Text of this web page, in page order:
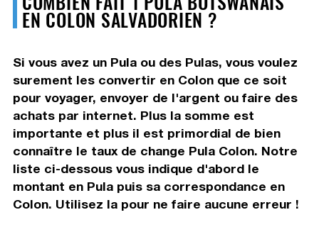
EN COLON SALVADORIEN ?
Si vous avez un Pula ou des Pulas, vous voulez
surement les convertir en Colon que ce soit
pour voyager, envoyer de l'argent ou faire des
achats par internet. Plus la somme est
importante et plus il est primordial de bien
connaître le taux de change Pula Colon. Notre
liste ci-dessous vous indique d'abord le
montant en Pula puis sa correspondance en
Colon. Utilisez la pour ne faire aucune erreur !